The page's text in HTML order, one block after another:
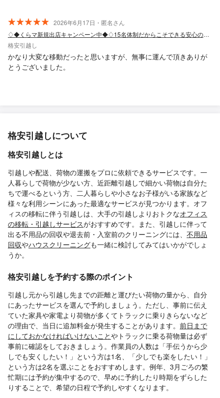
2026年6月17日・匿名さん
♢◆くらマ新規出店キャンペーン中◆♢15名体制だからこそできる安心のサービス！
格安引越し
かなり大変な移動だったと思いますが、無事に運んで頂きありが
とうございました。
格安引越しについて
格安引越しとは
引越しや配送、荷物の運搬をプロに依頼できるサービスです。一
人暮らしで荷物が少ない方、近距離引越しで細かい荷物は自分た
ちで運べるという方、二人暮らしや小さなお子様がいる家族など
様々な利用シーンにあった最適なサービスが見つかります。オフ
ィスの移転に伴う引越しは、大手の引越しよりおトクなオフィス
の移転・引越しサービスがおすすめです。また、引越しに伴って
出る不用品の回収や退去前・入室前のクリーニングには、 不用品
回収やハウスクリーニングも一緒に検討してみてはいかがでしょ
うか。
格安引越しを予約する際のポイント
引越し元から引越し先までの距離と運びたい荷物の量から、自分
にあったサービスを選んで予約しましょう。ただし、事前に伝え
ていた家具や家電より荷物が多くてトラックに乗りきらないなど
の理由で、当日に追加料金が発生することがあります。 前日まで
にしておかなければいけないことやトラックに乗る荷物量は必ず
事前に確認をしておきましょう。作業員の人数は「手伝うから少
しでも安くしたい！」という方は1名、「少しでも楽をしたい！」
という方は2名を選ぶことをおすすめします。例年、3月ごろの繁
忙期には予約が集中するので、早めに予約したり時期をずらした
りすることで、希望の日程で予約しやすくなります。